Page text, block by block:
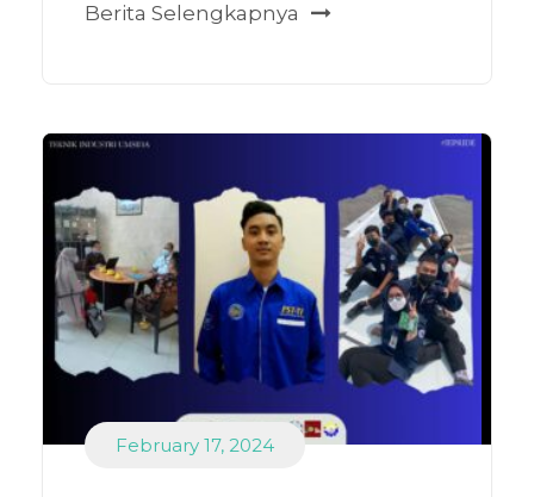
Berita Selengkapnya
February 17, 2024